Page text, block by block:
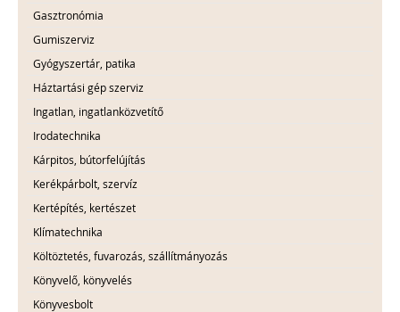
Gasztronómia
Gumiszerviz
Gyógyszertár, patika
Háztartási gép szerviz
Ingatlan, ingatlanközvetítő
Irodatechnika
Kárpitos, bútorfelújítás
Kerékpárbolt, szervíz
Kertépítés, kertészet
Klímatechnika
Költöztetés, fuvarozás, szállítmányozás
Könyvelő, könyvelés
Könyvesbolt